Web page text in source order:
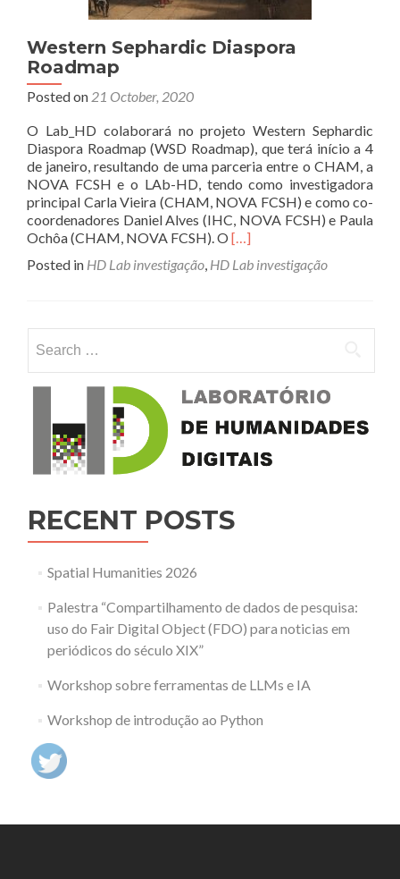
Western Sephardic Diaspora
Roadmap
Posted on 21 October, 2020
O Lab_HD colaborará no projeto Western Sephardic
Diaspora Roadmap (WSD Roadmap), que terá início a 4
de janeiro, resultando de uma parceria entre o CHAM, a
NOVA FCSH e o LAb-HD, tendo como investigadora
principal Carla Vieira (CHAM, NOVA FCSH) e como co-
coordenadores Daniel Alves (IHC, NOVA FCSH) e Paula
Ochôa (CHAM, NOVA FCSH). O Read
about
Diaspora
[…]
Posted in HD Lab investigação, HD Lab investigação
RECENT POSTS
Spatial Humanities 2026
Palestra “Compartilhamento de dados de pesquisa:
uso do Fair Digital Object (FDO) para noticias em
periódicos do século XIX”
Workshop sobre ferramentas de LLMs e IA
Workshop de introdução ao Python